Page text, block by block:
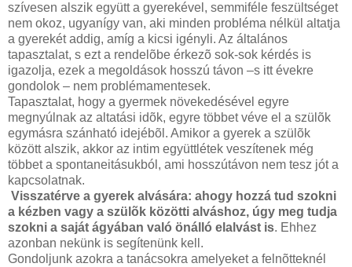
szívesen alszik együtt a gyerekével, semmiféle feszültséget
nem okoz, ugyanígy van, aki minden probléma nélkül altatja
a gyerekét addig, amíg a kicsi igényli. Az általános
tapasztalat, s ezt a rendelõbe érkezõ sok-sok kérdés is
igazolja, ezek a megoldások hosszú távon –s itt évekre
gondolok – nem problémamentesek.
Tapasztalat, hogy a gyermek növekedésével egyre
megnyúlnak az altatási idõk, egyre többet véve el a szülõk
egymásra szánható idejébõl. Amikor a gyerek a szülõk
között alszik, akkor az intim együttlétek veszítenek még
többet a spontaneitásukból, ami hosszútávon nem tesz jót a
kapcsolatnak.
Visszatérve a gyerek alvására: ahogy hozzá tud szokni
a kézben vagy a szülõk közötti alváshoz, úgy meg tudja
szokni a saját ágyában való önálló elalvást is. Ehhez
azonban nekünk is segítenünk kell.
Gondoljunk azokra a tanácsokra amelyeket a felnõtteknél